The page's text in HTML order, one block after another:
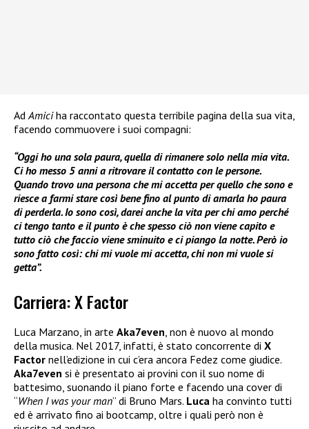
Ad Amiciha raccontato questa terribile pagina della sua vita,
facendo commuovere i suoi compagni:
“Oggi ho una sola paura, quella di rimanere solo nella mia vita.
Ci ho messo 5 anni a ritrovare il contatto con le persone.
Quando trovo una persona che mi accetta per quello che sono e
riesce a farmi stare così bene fino al punto di amarla ho paura
di perderla. Io sono così, darei anche la vita per chi amo perché
ci tengo tanto e il punto è che spesso ciò non viene capito e
tutto ciò che faccio viene sminuito e ci piango la notte. Però io
sono fatto così: chi mi vuole mi accetta, chi non mi vuole si
getta”.
Carriera: X Factor
Luca Marzano, in arte Aka7even , non è nuovo al mondo
della musica. Nel 2017, infatti, è stato concorrente di X
Factor nell’edizione in cui c’era ancora Fedez come giudice.
Aka7even si è presentato ai provini con il suo nome di
battesimo, suonando il piano forte e facendo una cover di
“When I was your man” di Bruno Mars. Luca ha convinto tutti
ed è arrivato fino ai bootcamp, oltre i quali però non è